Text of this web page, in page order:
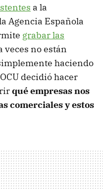
a la
Agencia Española
grabar las
veces no están
haciendo
decidió hacer
qué empresas nos
comerciales y estos